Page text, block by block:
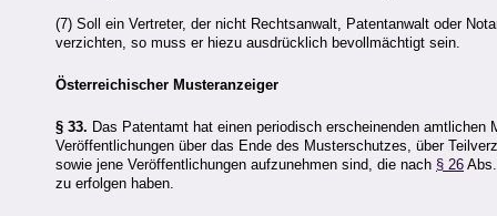
(7) Soll ein Vertreter, der nicht Rechtsanwalt, Patentanwalt oder
verzichten, so muss er hiezu ausdrücklich bevollmächtigt sein.
Österreichischer Musteranzeiger
§ 33. Das Patentamt hat einen periodisch erscheinenden
Veröffentlichungen über das Ende des Musterschutzes, über
sowie jene Veröffentlichungen aufzunehmen sind, die nach § 26
zu erfolgen haben.